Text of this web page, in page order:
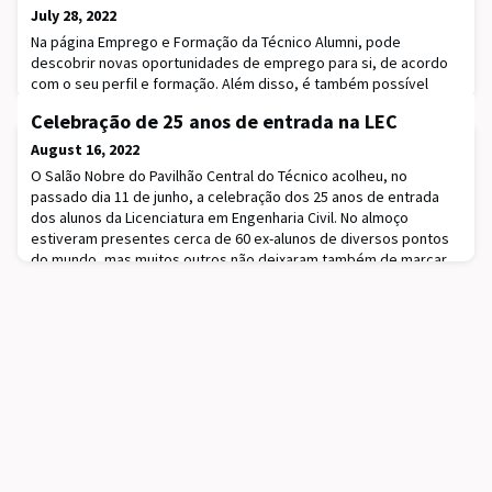
July 28, 2022
Na página Emprego e Formação da Técnico Alumni, pode
descobrir novas oportunidades de emprego para si, de acordo
com o seu perfil e formação. Além disso, é também possível
Celebração de 25 anos de entrada na LEC
August 16, 2022
O Salão Nobre do Pavilhão Central do Técnico acolheu, no
passado dia 11 de junho, a celebração dos 25 anos de entrada
dos alunos da Licenciatura em Engenharia Civil. No almoço
estiveram presentes cerca de 60 ex-alunos de diversos pontos
do mundo, mas muitos outros não deixaram também de marcar